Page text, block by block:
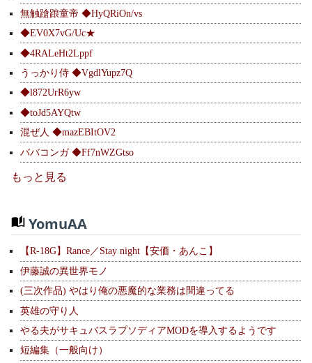
無触蹌踉童帝 ◆HyQRiOn/vs
◆EV0X7vG/Uc★
◆4RALeHt2Lppf
うっかり侍 ◆VgdlYupz7Q
◆l872UrR6yw
◆toJd5AYQtw
混ぜ人 ◆mazEBItOV2
ババコンガ ◆Ff7nWZGtso
もっと見る
YomuAA
【R-18G】Rance／Stay night【安価・あんこ】
伊藤誠の異世界モノ
(三次作品) やはり俺の悪魔的な業務は間違ってる
英雄の守り人
やる夫がサキュバスラプソディアMODを導入するようです
短編集（一般向け）